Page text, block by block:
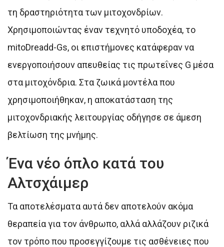
τη δραστηριότητα των μιτοχονδρίων.
Χρησιμοποιώντας έναν τεχνητό υποδοχέα, το
mitoDreadd-Gs, οι επιστήμονες κατάφεραν να
ενεργοποιήσουν απευθείας τις πρωτεΐνες G μέσα
στα μιτοχόνδρια. Στα ζωικά μοντέλα που
χρησιμοποιήθηκαν, η αποκατάσταση της
μιτοχονδριακής λειτουργίας οδήγησε σε άμεση
βελτίωση της μνήμης.
Ένα νέο όπλο κατά του
Αλτσχάιμερ
Τα αποτελέσματα αυτά δεν αποτελούν ακόμα
θεραπεία για τον άνθρωπο, αλλά αλλάζουν ριζικά
τον τρόπο που προσεγγίζουμε τις ασθένειες που